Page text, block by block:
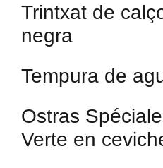
Trintxat de
negra
Tempura de
Ostras
Verte en